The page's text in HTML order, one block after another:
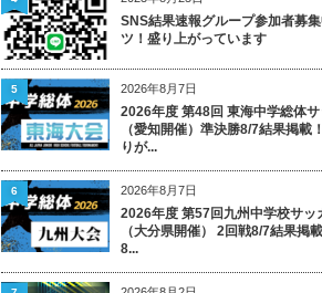
SNS結果速報グループ参加者募
ツ！盛り上がっています
2026年8月7日
2026年度 第48回 東海中学総体
（愛知開催）準決勝8/7結果掲載
りが...
5
2026年8月7日
2026年度 第57回九州中学校サッ
（大分県開催） 2回戦8/7結果掲
8...
6